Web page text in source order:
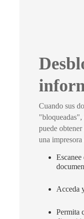
Cuando sus
puede
una
Acceda
Permita